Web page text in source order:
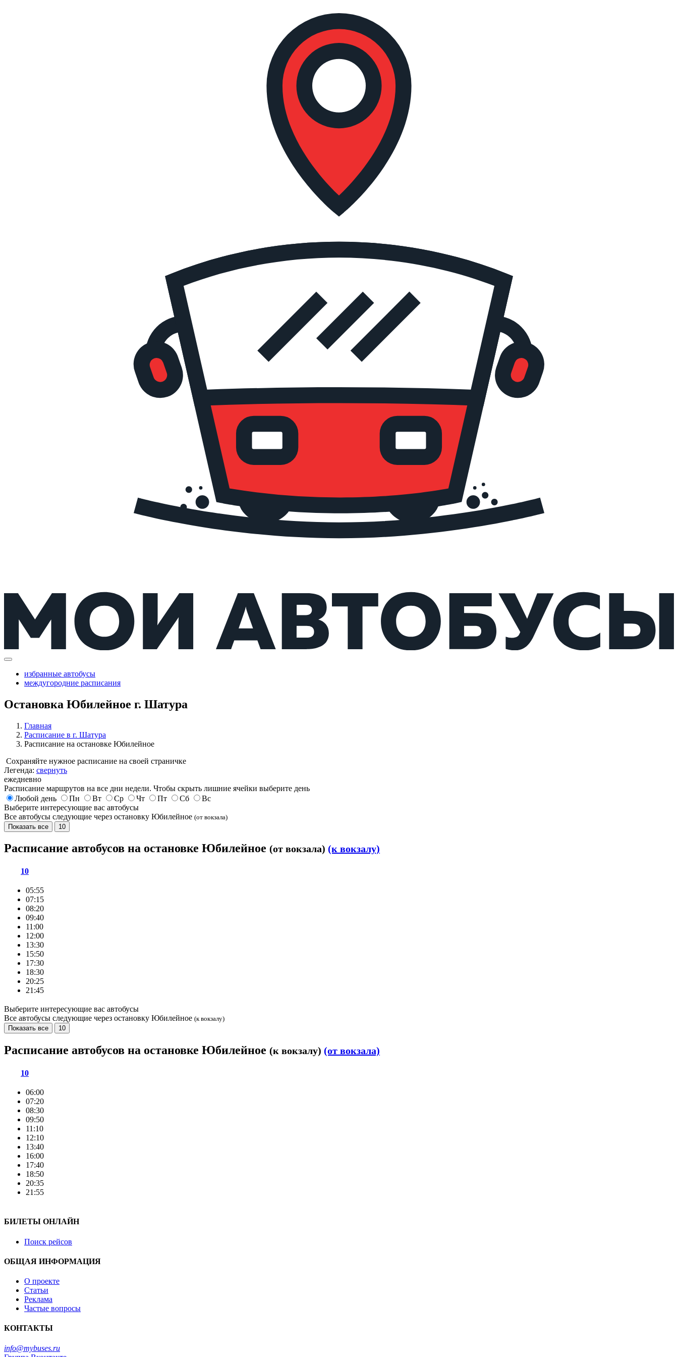
избранные автобусы
междугородние расписания
Остановка Юбилейное г. Шатура
Главная
Расписание в г. Шатура
Расписание на остановке Юбилейное
Сохраняйте нужное расписание на своей страничке
Легенда: свернуть
ежедневно
Расписание маршрутов на все дни недели. Чтобы скрыть лишние ячейки выберите день
Любой день
Пн Вт Ср Чт Пт Сб
Вс
Выберите интересующие вас автобусы
Все автобусы следующие через остановку Юбилейное (от вокзала)
Показать все
10
Расписание автобусов на остановке Юбилейное (от вокзала) (к вокзалу)
10
05:55
07:15
08:20
09:40
11:00
12:00
13:30
15:50
17:30
18:30
20:25
21:45
Выберите интересующие вас автобусы
Все автобусы следующие через остановку Юбилейное (к вокзалу)
Показать все
10
Расписание автобусов на остановке Юбилейное (к вокзалу) (от вокзала)
10
06:00
07:20
08:30
09:50
11:10
12:10
13:40
16:00
17:40
18:50
20:35
21:55
БИЛЕТЫ ОНЛАЙН
Поиск рейсов
ОБЩАЯ ИНФОРМАЦИЯ
О проекте
Статьи
Реклама
Частые вопросы
КОНТАКТЫ
info@mybuses.ru